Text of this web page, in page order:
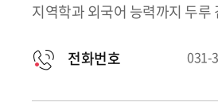
지역학과 외국어 능력까지 두
전화번호 031-